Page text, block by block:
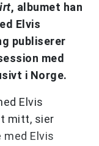
, albumet han
Elvis
publiserer
med
i Norge.
Elvis
mitt, sier
med Elvis